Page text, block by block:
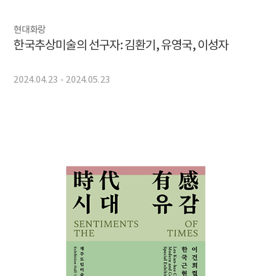
현대화랑
한국추상미술의 선구자: 김환기, 유영국, 이성자
2024.04.23 - 2024.05.23